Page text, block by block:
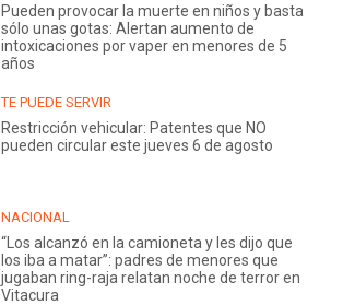
Pueden provocar la muerte en niños y basta
sólo unas gotas: Alertan aumento de
intoxicaciones por vaper en menores de 5
años
TE PUEDE SERVIR
Restricción vehicular: Patentes que NO
pueden circular este jueves 6 de agosto
NACIONAL
“Los alcanzó en la camioneta y les dijo que
los iba a matar”: padres de menores que
jugaban ring-raja relatan noche de terror en
Vitacura